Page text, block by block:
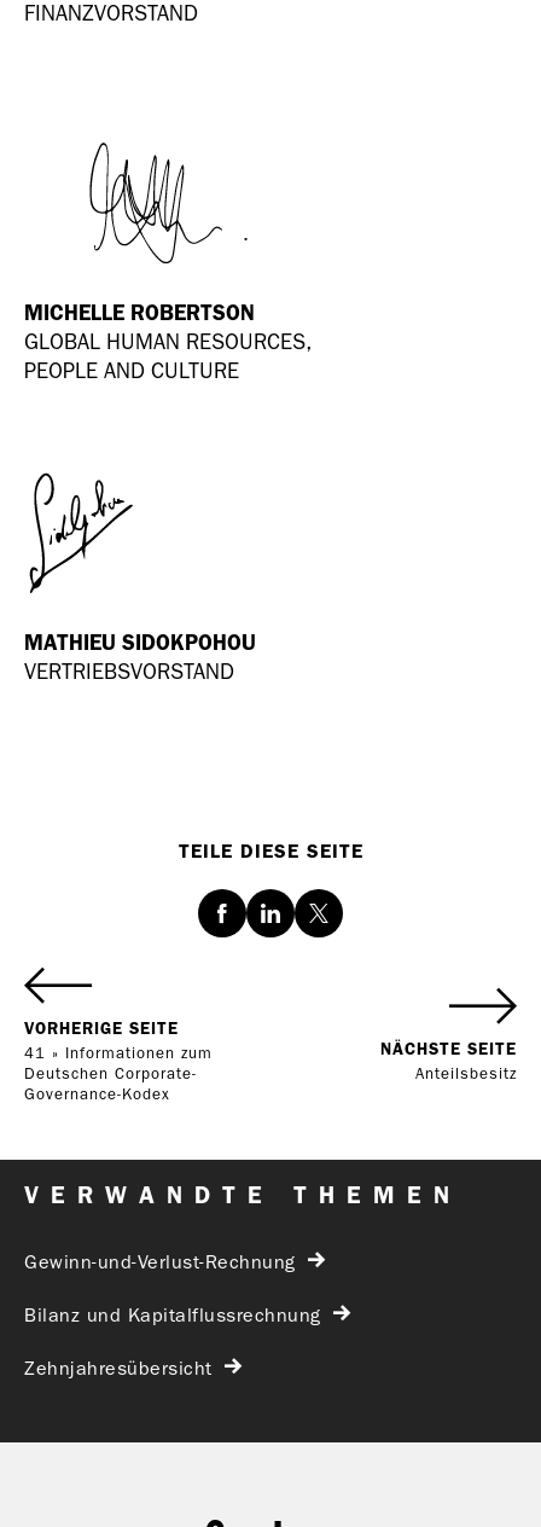
FINANZVORSTAND
MICHELLE ROBERTSON
GLOBAL HUMAN RESOURCES,
PEOPLE AND CULTURE
MATHIEU SIDOKPOHOU
VERTRIEBSVORSTAND
TEILE DIESE SEITE
FacebookLinkedInTwitter
VORHERIGE SEITE
41 » Informationen zum
Deutschen Corporate-
Governance-Kodex
NÄCHSTE SEITE
Anteilsbesitz
VERWANDTE THEMEN
Gewinn-und-Verlust-Rechnung
Bilanz und Kapitalflussrechnung
Zehnjahresübersicht